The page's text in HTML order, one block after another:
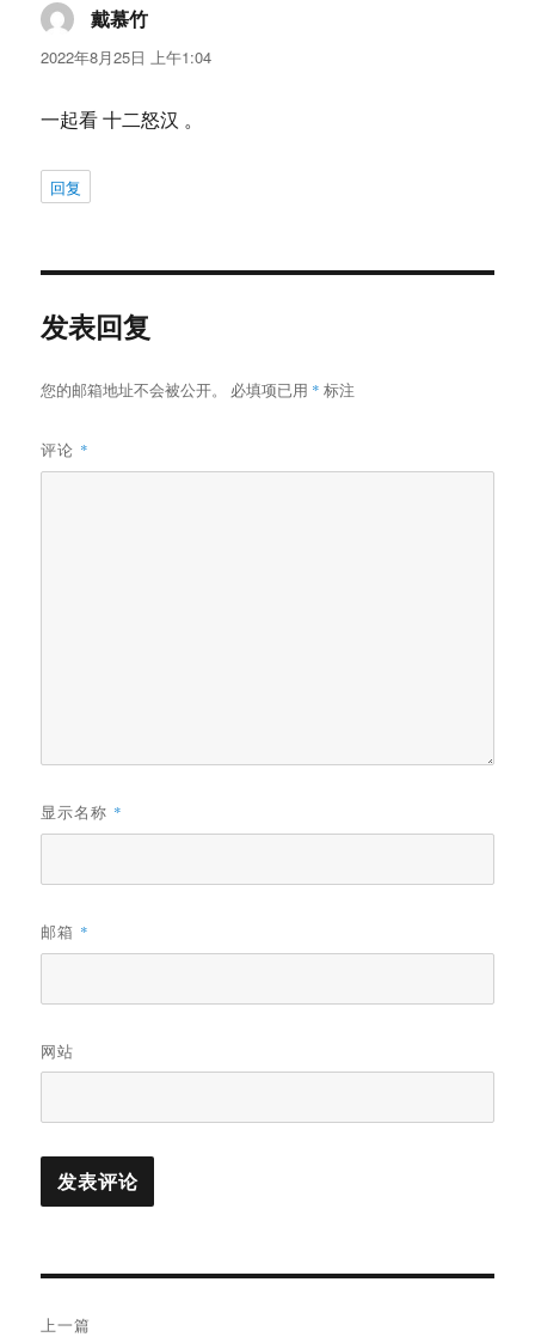
戴慕竹
道：
2022年8月25日 上午1:04
一起看 十二怒汉 。
回复
发表回复
您的邮箱地址不会被公开。 必填项已用 * 标注
评论 *
显示名称 *
邮箱 *
网站
上一篇